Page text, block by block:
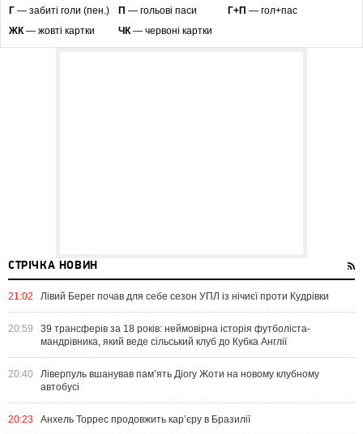
Г — забиті голи (пен.) П — гольові паси Г+П — гол+пас
ЖК— жовті картки ЧК— червоні картки
СТРІЧКА НОВИН
21:02 Лівий Берег почав для себе сезон УПЛ із нічиєї проти Кудрівки
20:59
39 трансферів за 18 років: неймовірна історія футболіста-
мандрівника, який веде сільський клуб до Кубка Англії
20:40
Ліверпуль вшанував пам’ять Діогу Жоти на новому клубному
автобусі
20:23 Анхель Торрес продовжить кар’єру в Бразилії